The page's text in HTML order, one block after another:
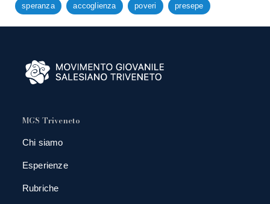
speranza accoglienza poveri presepe
MGS Triveneto
Chi siamo
Esperienze
Rubriche